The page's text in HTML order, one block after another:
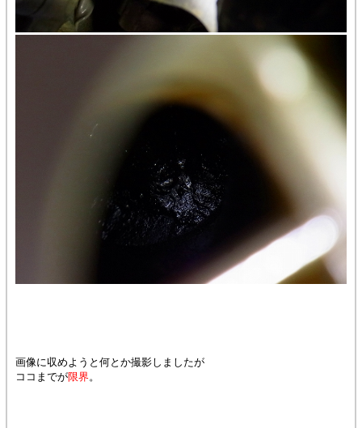
画像に収めようと何とか撮影しましたが
ココまでが限界 。